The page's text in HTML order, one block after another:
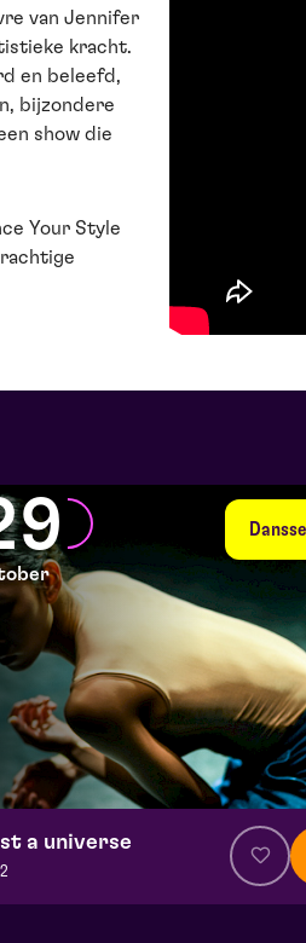
van Jennifer
kracht.
en beleefd,
bijzondere
show die
Your Style
a universe